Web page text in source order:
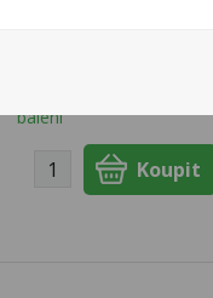
balení